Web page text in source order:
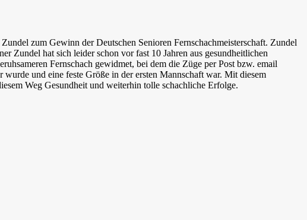
zum Gewinn der Deutschen Senioren Fernschachmeisterschaft. Zundel
Zundel hat sich leider schon vor fast 10 Jahren aus gesundheitlichen
Fernschach gewidmet, bei dem die Züge per Post bzw. email
und eine feste Größe in der ersten Mannschaft war. Mit diesem
Weg Gesundheit und weiterhin tolle schachliche Erfolge.